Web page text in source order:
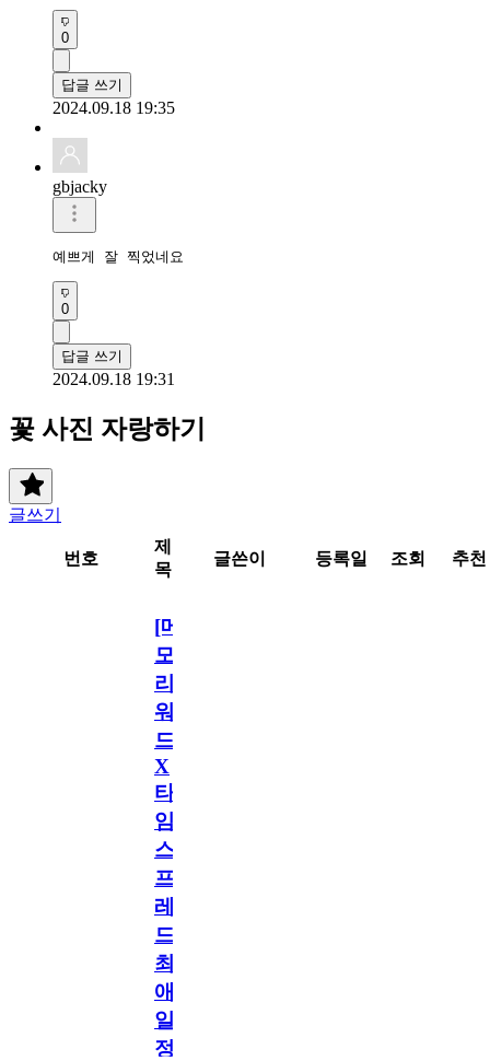
0
답글 쓰기
2024.09.18 19:35
gbjacky
예쁘게 잘 찍었네요
0
답글 쓰기
2024.09.18 19:31
꽃 사진 자랑하기
글쓰기
번호
제
목
글쓴이 등록일 조회 추천
[메
모
리
워
드
X
타
임
스
프
레
드]
최
애
일
정